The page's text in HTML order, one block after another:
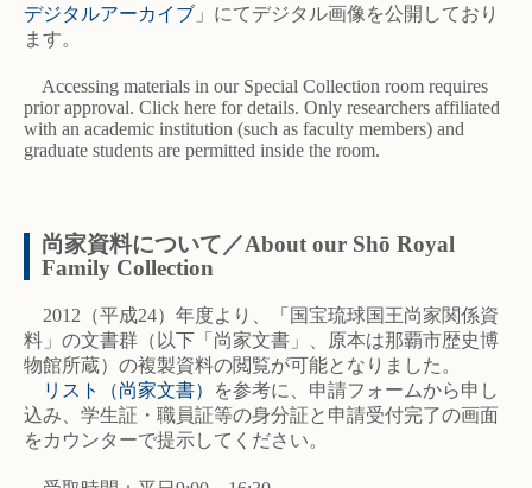
デジタルアーカイブ 」にてデジタル画像を公開しており
ます。
Accessing materials in our Special Collection room requires
prior approval. Click here for details. Only researchers affiliated
with an academic institution (such as faculty members) and
graduate students are permitted inside the room.
尚家資料について／About our Shō Royal
Family Collection
2012（平成24）年度より、「国宝琉球国王尚家関係資
料」の文書群（以下「尚家文書」、原本は那覇市歴史博
物館所蔵）の複製資料の閲覧が可能となりました。
リスト（尚家文書）
を参考に、申請フォームから申し
込み、学生証・職員証等の身分証と申請受付完了の画面
をカウンターで提示してください。